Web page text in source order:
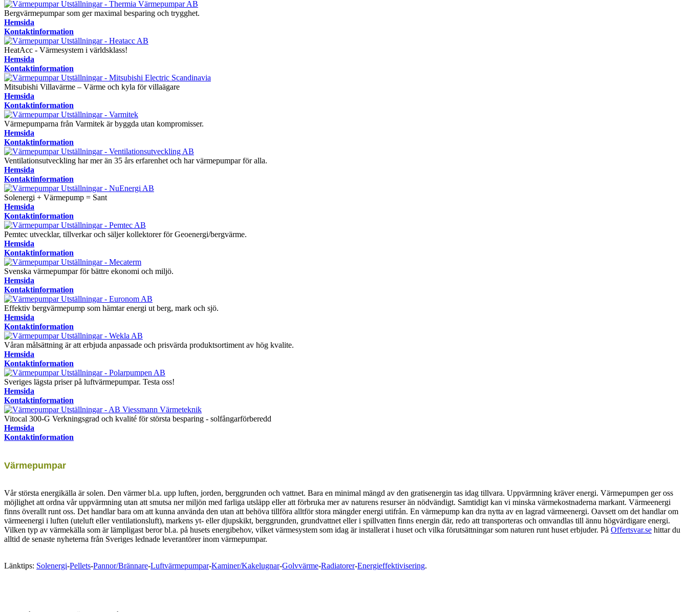
Bergvärmepumpar som ger maximal besparing och trygghet.
Hemsida
Kontaktinformation
HeatAcc - Värmesystem i världsklass!
Hemsida
Kontaktinformation
Mitsubishi Villavärme – Värme och kyla för villaägare
Hemsida
Kontaktinformation
Värmepumparna från Varmitek är byggda utan kompromisser.
Hemsida
Kontaktinformation
Ventilationsutveckling har mer än 35 års erfarenhet och har värmepumpar för alla.
Hemsida
Kontaktinformation
Solenergi + Värmepump = Sant
Hemsida
Kontaktinformation
Pemtec utvecklar, tillverkar och säljer kollektorer för Geoenergi/bergvärme.
Hemsida
Kontaktinformation
Svenska värmepumpar för bättre ekonomi och miljö.
Hemsida
Kontaktinformation
Effektiv bergvärmepump som hämtar energi ut berg, mark och sjö.
Hemsida
Kontaktinformation
Våran målsättning är att erbjuda anpassade och prisvärda produktsortiment av hög kvalite.
Hemsida
Kontaktinformation
Sveriges lägsta priser på luftvärmepumpar. Testa oss!
Hemsida
Kontaktinformation
Vitocal 300-G Verkningsgrad och kvalité för största besparing - solfångarförberedd
Hemsida
Kontaktinformation
Värmepumpar
Vår största energikälla är solen. Den värmer bl.a. upp luften, jorden, berggrunden och vattnet. Bara en minimal mängd av den gratisenergin tas idag tillvara. Uppvärmning kräver energi. Värmepumpen ger oss
möjlighet att ordna vår uppvärmning utan att smutsa ner miljön med farliga utsläpp eller att förbruka mer av naturens resurser än nödvändigt. Samtidigt kan vi minska värmekostnaderna markant. Värmeenergi
finns överallt runt oss. Det handlar bara om att kunna använda den utan att behöva tillföra alltför stora mängder energi utifrån. En värmepump kan dra nytta av en lagrad värmeenergi. Oavsett om det handlar om
värmeenergi i luften (uteluft eller ventilationsluft), markens yt- eller djupskikt, berggrunden, grundvattnet eller i spillvatten finns energin där, redo att transporteras och omvandlas till ännu högvärdigare energi.
Vilken typ av värmekälla som är lämpligast beror bl.a. på husets energibehov, vilket värmesystem som idag är installerat i huset och vilka förutsättningar som naturen runt huset erbjuder. På Offertsvar.se hittar du
alltid de senaste nyheterna från Sveriges lednade leverantörer inom värmepumpar.
Länktips: Solenergi-Pellets-Pannor/Brännare-Luftvärmepumpar-Kaminer/Kakelugnar-Golvvärme-Radiatorer-Energieffektivisering.